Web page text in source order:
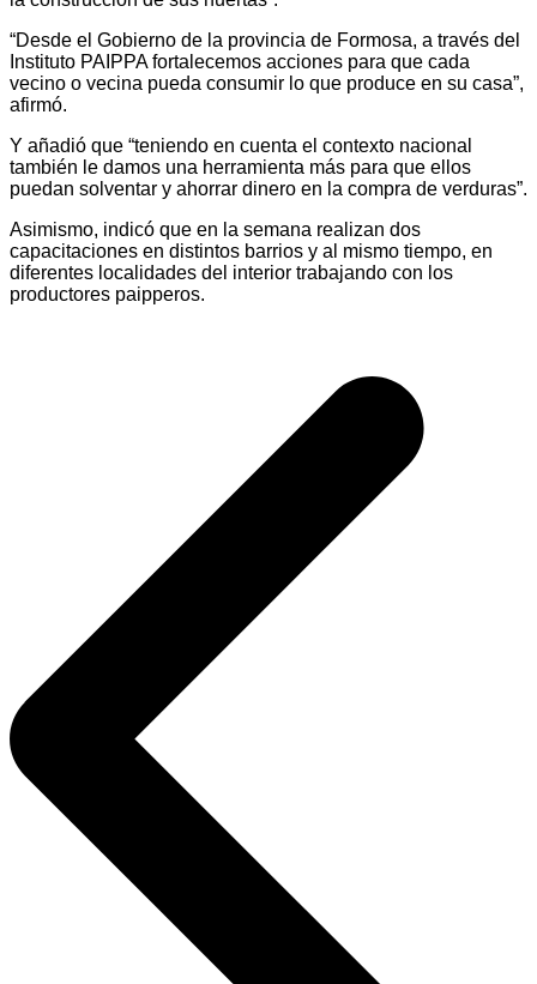
“Desde el Gobierno de la provincia de Formosa, a través del
Instituto PAIPPA fortalecemos acciones para que cada
vecino o vecina pueda consumir lo que produce en su casa”,
afirmó.
Y añadió que “teniendo en cuenta el contexto nacional
también le damos una herramienta más para que ellos
puedan solventar y ahorrar dinero en la compra de verduras”.
Asimismo, indicó que en la semana realizan dos
capacitaciones en distintos barrios y al mismo tiempo, en
diferentes localidades del interior trabajando con los
productores paipperos.